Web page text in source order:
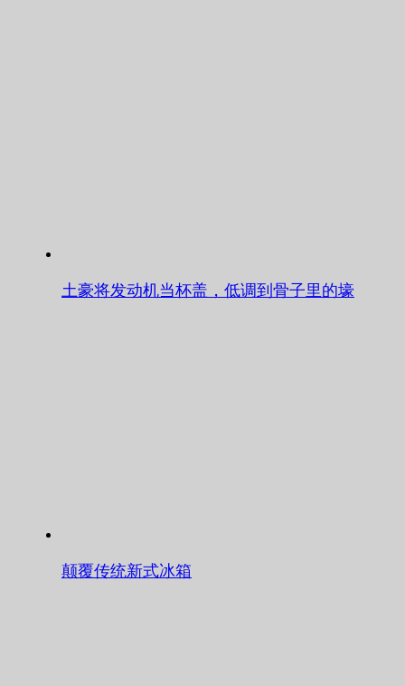
土豪将发动机当杯盖，低调到骨子里的壕
颠覆传统新式冰箱